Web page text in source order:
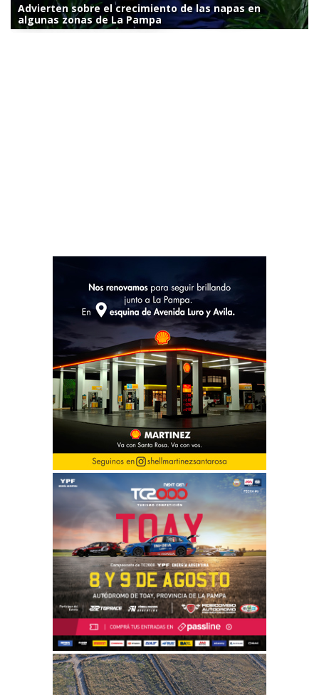
Advierten sobre el crecimiento de las napas en
algunas zonas de La Pampa